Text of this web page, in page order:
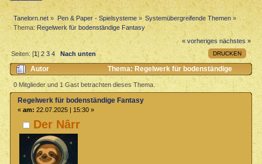
Tanelorn.net » Pen & Paper - Spielsysteme» Systemübergreifende Themen »
Thema: Regelwerk für bodenständige Fantasy
« vorheriges nächstes »
DRUCKEN
Seiten: [1]2 3 4 Nach unten
Autor
Thema: Regelwerk für bodenständige
Fantasy (Gelesen 7253 mal)
0 Mitglieder und 1 Gast betrachten dieses Thema.
Der Nârr
Regelwerk für bodenständige Fantasy
« am: 22.07.2025 | 15:30 »